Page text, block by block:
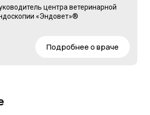
центра ветеринарной
«Эндовет»®
Подробнее о враче